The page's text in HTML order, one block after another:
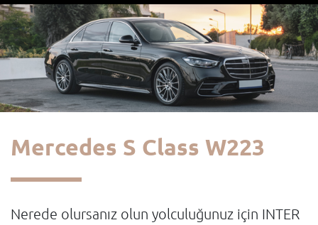
Mercedes S Class W223
Nerede olursanız olun yolculuğunuz için INTER